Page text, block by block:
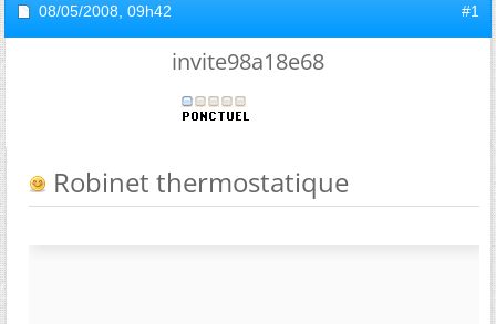
08/05/2008, 09h42 #1
invite98a18e68
Robinet thermostatique